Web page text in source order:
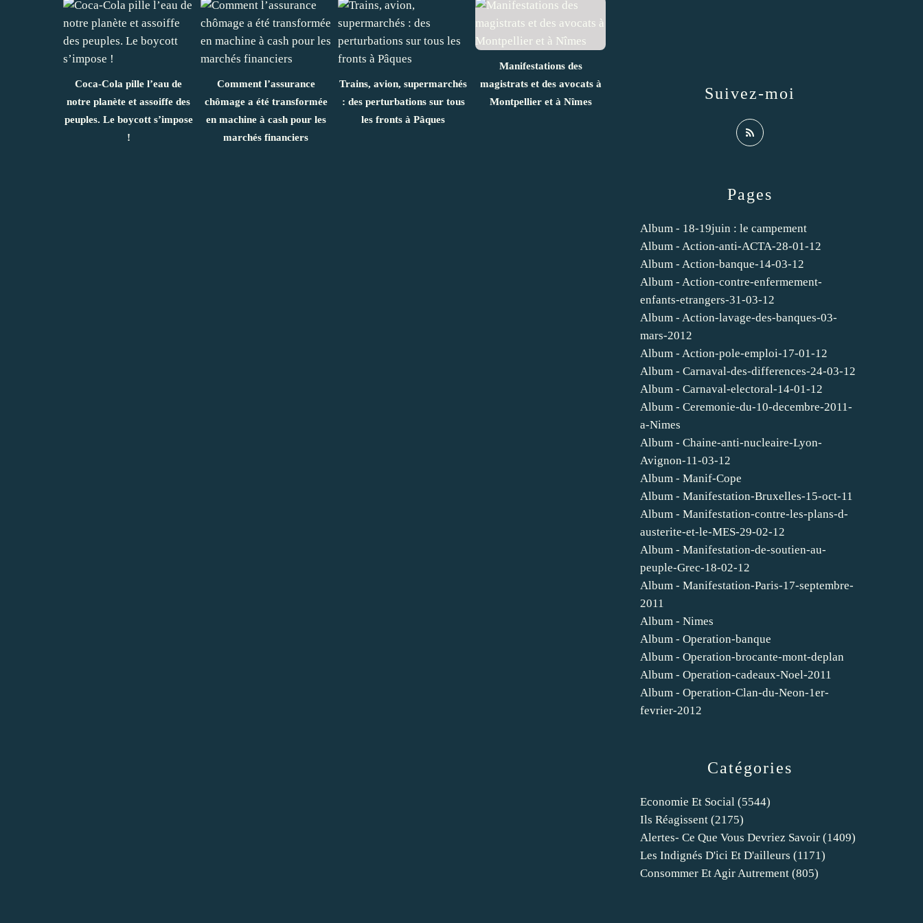
Coca-Cola pille l’eau de
notre planète et assoiffe des
peuples. Le boycott s’impose
!
Comment l’assurance
chômage a été transformée
en machine à cash pour les
marchés financiers
Trains, avion, supermarchés
: des perturbations sur tous
les fronts à Pâques
Manifestations des
magistrats et des avocats à
Montpellier et à Nîmes
Catégories
Economie Et Social (5544)
Ils Réagissent (2175)
Alertes- Ce Que Vous Devriez Savoir (1409)
Les Indignés D'ici Et D'ailleurs (1171)
Consommer Et Agir Autrement (805)
Pages
Album - 18-19juin : le campement
Album - Action-anti-ACTA-28-01-12
Album - Action-banque-14-03-12
Album - Action-contre-enfermement-
enfants-etrangers-31-03-12
Album - Action-lavage-des-banques-03-
mars-2012
Album - Action-pole-emploi-17-01-12
Album - Carnaval-des-differences-24-03-12
Album - Carnaval-electoral-14-01-12
Album - Ceremonie-du-10-decembre-2011-
a-Nimes
Album - Chaine-anti-nucleaire-Lyon-
Avignon-11-03-12
Album - Manif-Cope
Album - Manifestation-Bruxelles-15-oct-11
Album - Manifestation-contre-les-plans-d-
austerite-et-le-MES-29-02-12
Album - Manifestation-de-soutien-au-
peuple-Grec-18-02-12
Album - Manifestation-Paris-17-septembre-
2011
Album - Nimes
Album - Operation-banque
Album - Operation-brocante-mont-deplan
Album - Operation-cadeaux-Noel-2011
Album - Operation-Clan-du-Neon-1er-
fevrier-2012
Suivez-moi